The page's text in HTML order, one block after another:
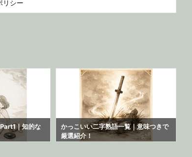
リシー
｜知的な
かっこいい二字熟語一覧｜意味つきで
厳選紹介！